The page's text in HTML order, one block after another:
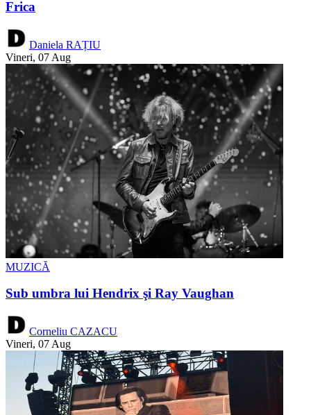
Frica
Daniela RAȚIU
Vineri, 07 Aug
MUZICĂ
Sub umbra lui Hendrix şi Ray Vaughan
Corneliu CAZACU
Vineri, 07 Aug